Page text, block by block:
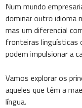
Num mundo
dominar outro idioma
mas um diferencial
fronteiras linguísticas
podem impulsionar a
Vamos explorar os
aqueles que têm a
língua.